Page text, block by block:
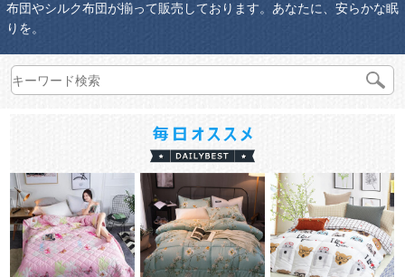
布団やシルク布団が揃って販売しております。あなたに、安らかな眠
りを。